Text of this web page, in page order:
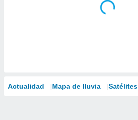
Actualidad Mapa de lluvia Satélites